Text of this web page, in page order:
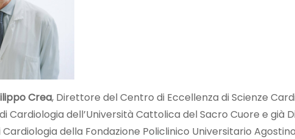
Crea, Direttore del Centro di Eccellenza di Scienze
Cardiologia dell’Università Cattolica del Sacro Cuore e già
della Fondazione Policlinico Universitario